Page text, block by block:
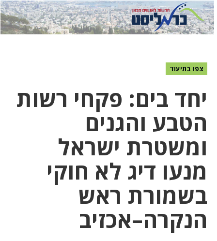
לחץ
כאן
לחץ
כדי
צפו בתיעוד
יחד בים: פקחי רשות
הטבע והגנים
ומשטרת ישראל
מנעו דיג לא חוקי
בשמורת ראש
הנקרה–אכזיב